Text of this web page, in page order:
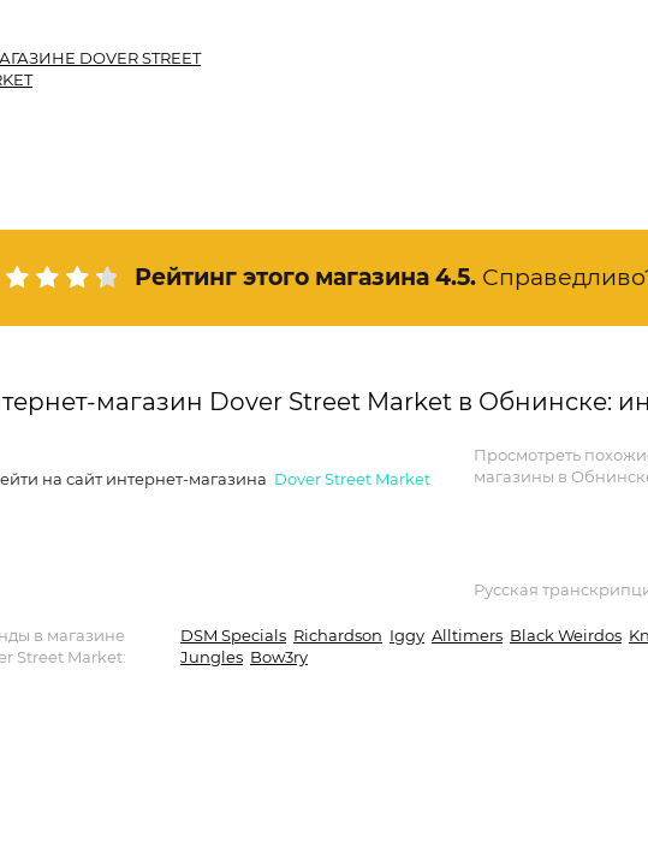
DOVER STREET
Рейтинг этого магазина 4.5.
магазин Dover Street Market в Обнинске:
на сайт интернет-магазина Dover Street Market
Просмотреть
магазины в
Русская
в магазине
Street Market:
DSM Specials Richardson Iggy Alltimers Black Weirdos
Jungles Bow3ry